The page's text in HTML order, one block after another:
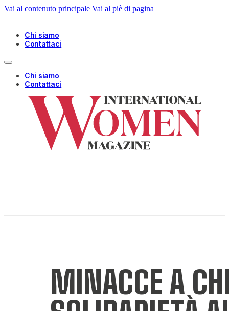
Vai al contenuto principale Vai al piè di pagina
Chi siamo
Contattaci
Chi siamo
Contattaci
MINACCE A